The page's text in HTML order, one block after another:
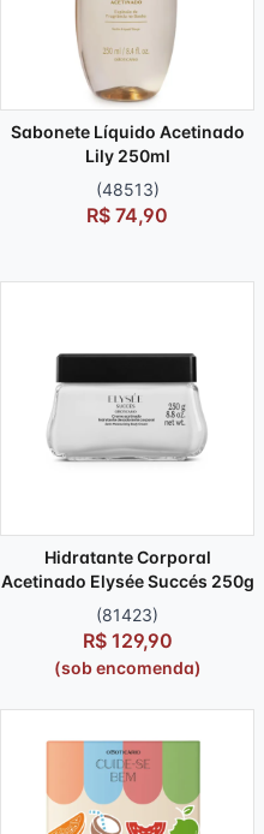
Sabonete Líquido Acetinado
Lily 250ml
(48513)
R$ 74,90
Hidratante Corporal
Acetinado Elysée Succés 250g
(81423)
R$ 129,90
(sob encomenda)